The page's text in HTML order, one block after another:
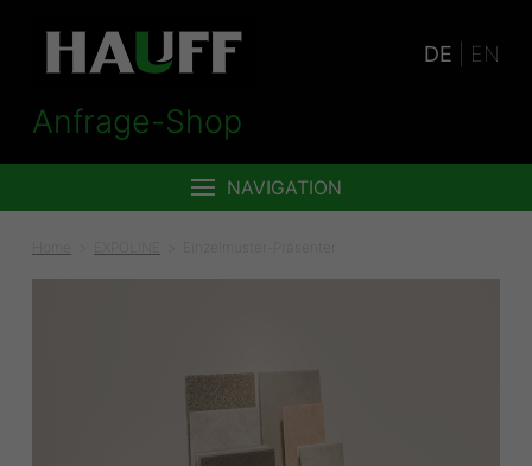
DE EN
Anfrage-Shop
NAVIGATION
EXPOLINE